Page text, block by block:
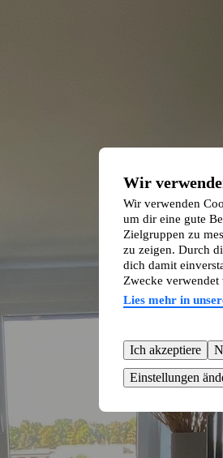
Wir
Wir verwenden
um dir eine gute
Zielgruppen zu
zu zeigen. Durch
dich damit
Zwecke verwendet
Lies mehr in
Ich akzeptiere
Einstellungen